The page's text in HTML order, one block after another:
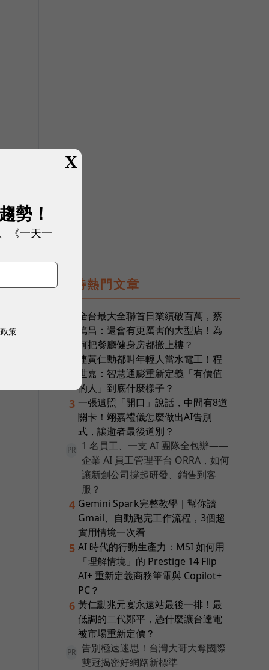
即時熱門文章
全台最大全聯首日業績破百萬，蔡
篤昌：還會有更厲害的大型店！為
何把餐廳健身房都搬上樓？
連黃仁勳都叫年輕人當水電工！程
世嘉：智慧通膨重新定義「有價值
的人」到底什麼樣子？
3 一張遺照「開口」說話，中間有8道
關卡！翊嘉禮儀怎麼做出AI告別
式，讓逝者最後道別？
PR
1 名員工、一支 AI 團隊全包辦——
企業 AI 員工管理平台 ORRA，如何
讓新創公司撐起研發、銷售到客
服？
4 Gemini Spark完整教學｜幫你讀
Gmail、自動跑完工作流程，3個超
實用情境一次看
5 AI 時代的行動生產力：MSI 如何用
「理解情境」的 Prestige 14 Flip
AI+ 重新定義商務筆電與 Copilot+
PC？
6 黃仁勳兆元宴永遠站最後一排！最
低調的二代鄭平，憑什麼讓台達電
被市場重新定價？
PR
告別極速迷思！台灣大哥大奪國際
雙冠揭密好網路新標準
X
勢！
《一天一
策